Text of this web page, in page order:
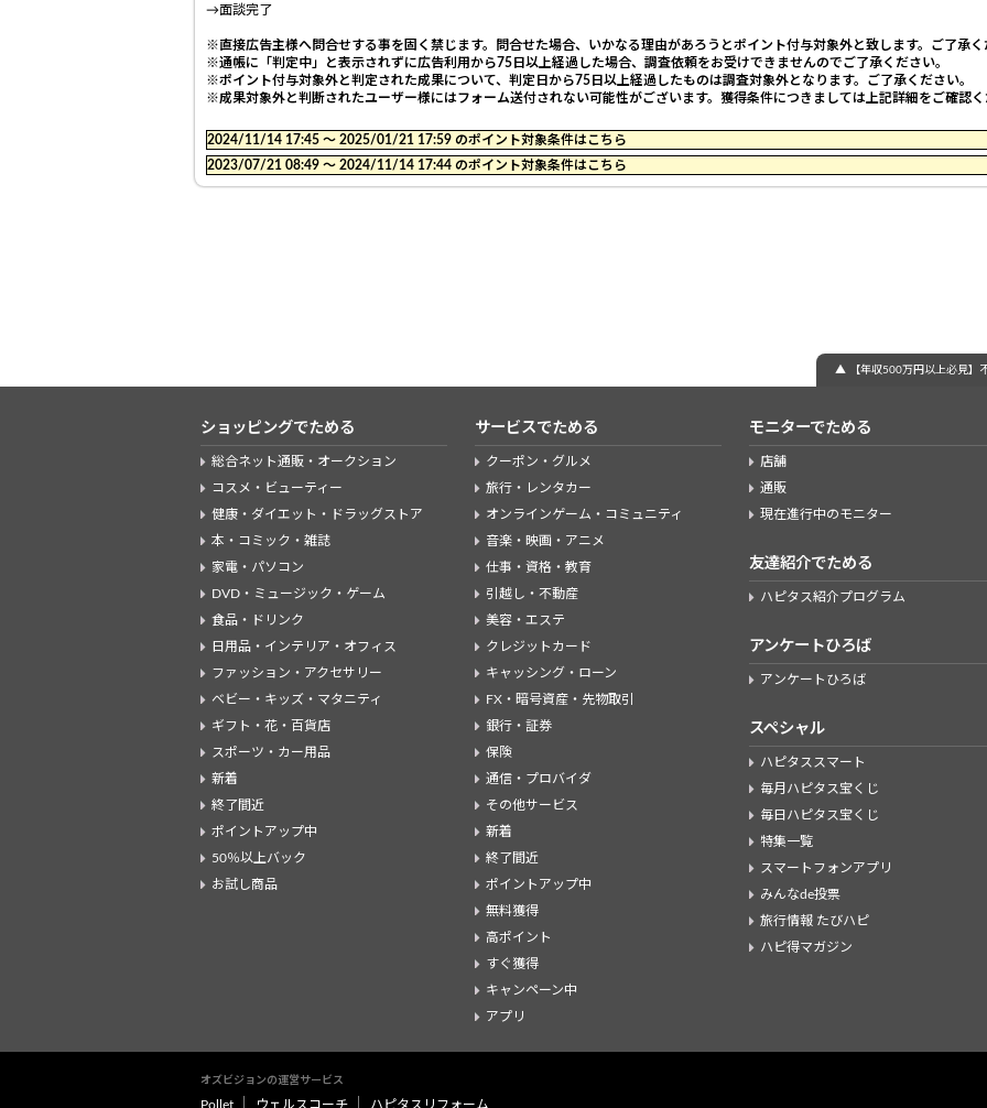
→面談完了
※直接広告主様へ問合せする事を固く禁じます。問合せた場合、いかなる理由があろうとポイント付与対象外と致します。ご了承く
※通帳に「判定中」と表示されずに広告利用から75日以上経過した場合、調査依頼をお受けできませんのでご了承ください。
※ポイント付与対象外と判定された成果について、判定日から75日以上経過したものは調査対象外となります。ご了承ください。
※成果対象外と判断されたユーザー様にはフォーム送付されない可能性がございます。獲得条件につきましては上記詳細をご確認く
2024/11/14 17:45 〜 2025/01/21 17:59 のポイント対象条件はこちら
2023/07/21 08:49 〜 2024/11/14 17:44 のポイント対象条件はこちら
▲ 【年収500万円以上必見】
ショッピングでためる
総合ネット通販・オークション
コスメ・ビューティー
健康・ダイエット・ドラッグストア
本・コミック・雑誌
家電・パソコン
DVD・ミュージック・ゲーム
食品・ドリンク
日用品・インテリア・オフィス
ファッション・アクセサリー
ベビー・キッズ・マタニティ
ギフト・花・百貨店
スポーツ・カー用品
新着
終了間近
ポイントアップ中
50％以上バック
お試し商品
サービスでためる
クーポン・グルメ
旅行・レンタカー
オンラインゲーム・コミュニティ
音楽・映画・アニメ
仕事・資格・教育
引越し・不動産
美容・エステ
クレジットカード
キャッシング・ローン
FX・暗号資産・先物取引
銀行・証券
保険
通信・プロバイダ
その他サービス
新着
終了間近
ポイントアップ中
無料獲得
高ポイント
すぐ獲得
キャンペーン中
アプリ
モニターでためる
店舗
通販
現在進行中のモニター
友達紹介でためる
ハピタス紹介プログラム
アンケートひろば
アンケートひろば
スペシャル
ハピタススマート
毎月ハピタス宝くじ
毎日ハピタス宝くじ
特集一覧
スマートフォンアプリ
みんなde投票
旅行情報 たびハピ
ハピ得マガジン
オズビジョンの運営サービス
Pollet ウェルスコーチ ハピタスリフォーム